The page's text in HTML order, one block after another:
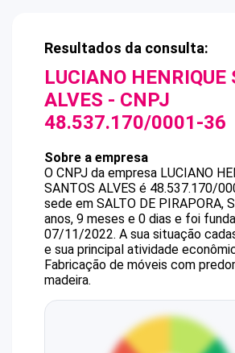
Resultados da consulta:
LUCIANO HENRIQUE
ALVES - CNPJ
48.537.170/0001-36
Sobre a empresa
O CNPJ da empresa LUCIANO
SANTOS ALVES é 48.537.170/
sede em SALTO DE PIRAPORA,
anos, 9 meses e 0 dias e foi
07/11/2022. A sua situação
e sua principal atividade
Fabricação de móveis com
madeira.